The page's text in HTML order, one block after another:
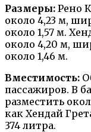
Размеры: Рено
около 4,23 м,
около 1,57 м.
около 4,20 м,
около 1,46 м.
Вместимость:
пассажиров. В
разместить
как Хендай
374 литра.